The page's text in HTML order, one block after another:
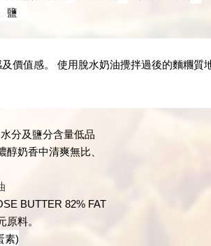
鹽
價值感。 使用脫水奶油攪拌過後的麵糰質
水分及鹽分含量低品
奶香中清爽無比、
BUTTER 82% FAT
原料。
素)